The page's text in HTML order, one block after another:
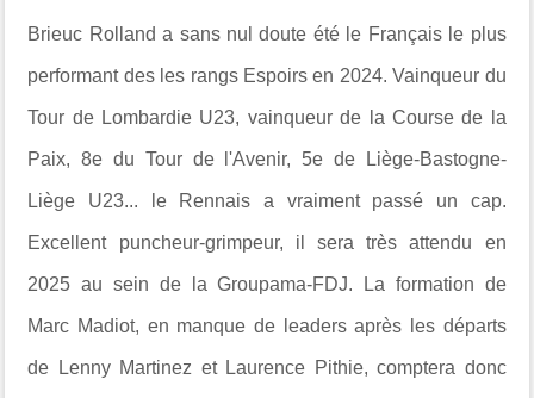
Brieuc Rolland a sans nul doute été le Français le plus
performant des les rangs Espoirs en 2024. Vainqueur du
Tour de Lombardie U23, vainqueur de la Course de la
Paix, 8e du Tour de l'Avenir, 5e de Liège-Bastogne-
Liège U23... le Rennais a vraiment passé un cap.
Excellent puncheur-grimpeur, il sera très attendu en
2025 au sein de la Groupama-FDJ. La formation de
Marc Madiot, en manque de leaders après les départs
de Lenny Martinez et Laurence Pithie, comptera donc